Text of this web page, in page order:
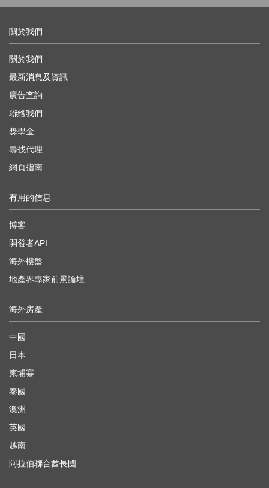
關於我們
關於我們
最新消息及資訊
廣告查詢
聯絡我們
獎學金
尋找代理
網頁指南
有用的信息
博客
開發者API
海外樓盤
地產界專家前景論壇
海外房產
中國
日本
柬埔寨
泰國
澳洲
英國
越南
阿拉伯聯合酋長國